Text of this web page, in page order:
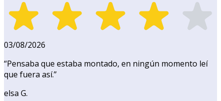
03/08/2026
“Pensaba que estaba montado, en ningún momento leí
que fuera así.”
elsa G.